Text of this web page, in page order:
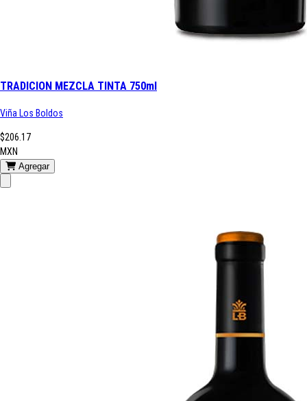
TRADICION MEZCLA TINTA 750ml
Viña Los Boldos
$206.17
MXN
Agregar